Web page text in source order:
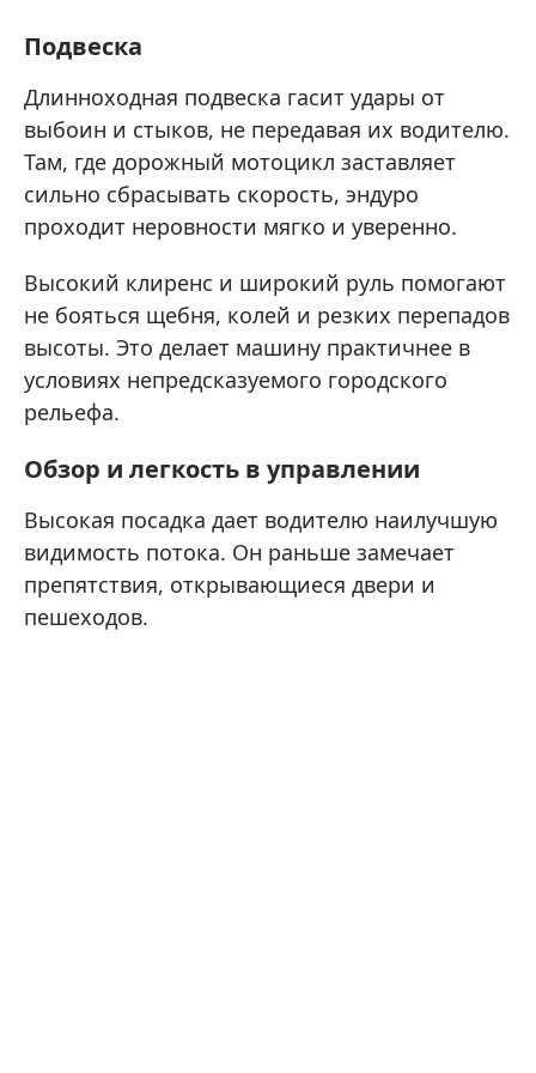
Подвеска
Длинноходная подвеска гасит удары от
выбоин и стыков, не передавая их водителю.
Там, где дорожный мотоцикл заставляет
сильно сбрасывать скорость, эндуро
проходит неровности мягко и уверенно.
Высокий клиренс и широкий руль помогают
не бояться щебня, колей и резких перепадов
высоты. Это делает машину практичнее в
условиях непредсказуемого городского
рельефа.
Обзор и легкость в управлении
Высокая посадка дает водителю наилучшую
видимость потока. Он раньше замечает
препятствия, открывающиеся двери и
пешеходов.